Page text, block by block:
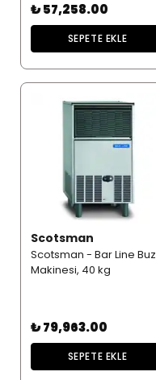
₺ 57,258.00
SEPETE EKLE
Scotsman
Scotsman - Bar Line Buz
Makinesi, 40 kg
₺ 79,963.00
SEPETE EKLE